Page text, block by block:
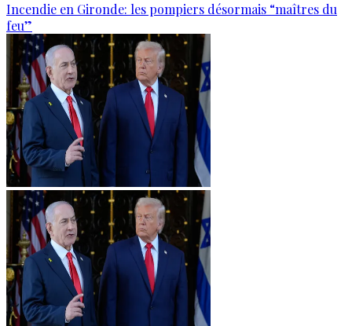
Incendie en Gironde: les pompiers désormais “maîtres du
feu”